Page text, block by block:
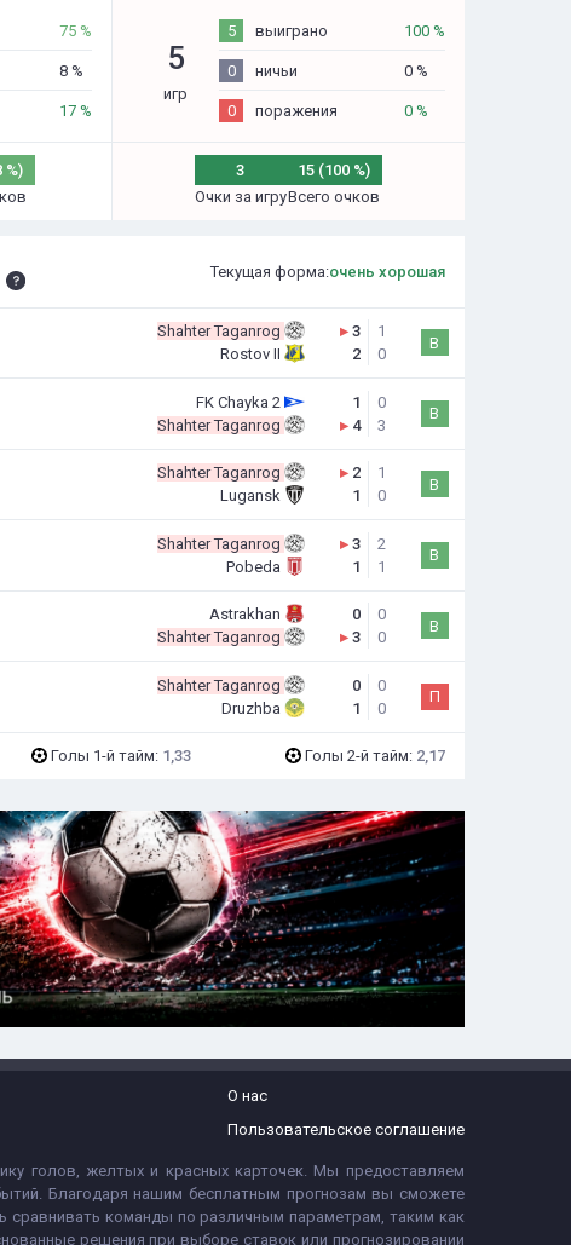
75 %
8 %
17 %
%)
5
игр
5 выиграно 100 %
0 ничьи 0 %
0 поражения 0 %
3
Очки за игру
15 (100 %)
Всего очков
Текущая форма:очень хорошая
Shahter Taganrog
Rostov II
▸ 3
2
1
0
В
FK Chayka 2
Shahter Taganrog
1
▸ 4
0
3
В
Shahter Taganrog
Lugansk
▸ 2
1
1
0
В
Shahter Taganrog
Pobeda
▸ 3
1
2
1
В
Astrakhan
Shahter Taganrog
0
▸ 3
0
0
В
Shahter Taganrog
Druzhba
0
1
0
0
П
Голы 1-й тайм: 1,33 Голы 2-й тайм: 2,17
О нас
Пользовательское соглашение
голов, желтых и красных карточек. Мы предоставляем
Благодаря нашим бесплатным прогнозам вы сможете
сравнивать команды по различным параметрам, таким как
решения при выборе ставок или прогнозировании